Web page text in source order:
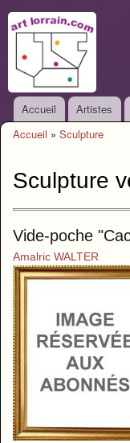
Menu principal
Accueil Artistes
Accueil » Sculpture
Sculpture
Vide-poche
Amalric WALTER